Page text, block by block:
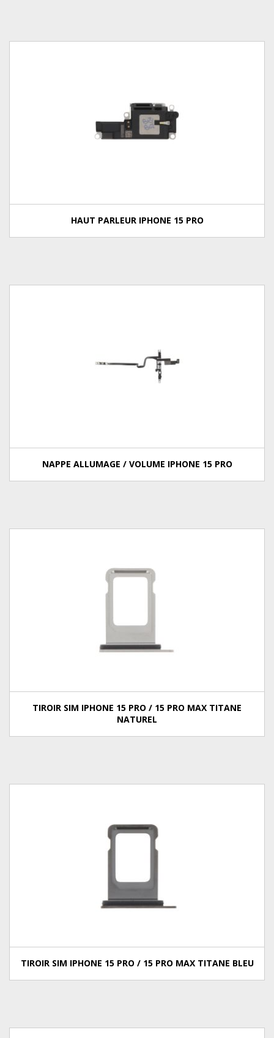
HAUT PARLEUR IPHONE 15 PRO
NAPPE ALLUMAGE / VOLUME IPHONE 15 PRO
TIROIR SIM IPHONE 15 PRO / 15 PRO MAX TITANE
NATUREL
TIROIR SIM IPHONE 15 PRO / 15 PRO MAX TITANE BLEU